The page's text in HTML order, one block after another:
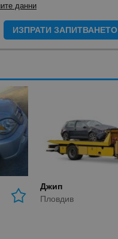
данни
ИЗПРАТИ ЗАПИТВАНЕТО
Джип
Пловдив